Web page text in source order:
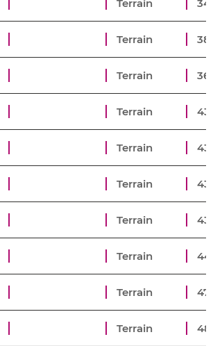
Terrain
Terrain
Terrain
Terrain
Terrain
Terrain
Terrain
Terrain
Terrain
Terrain